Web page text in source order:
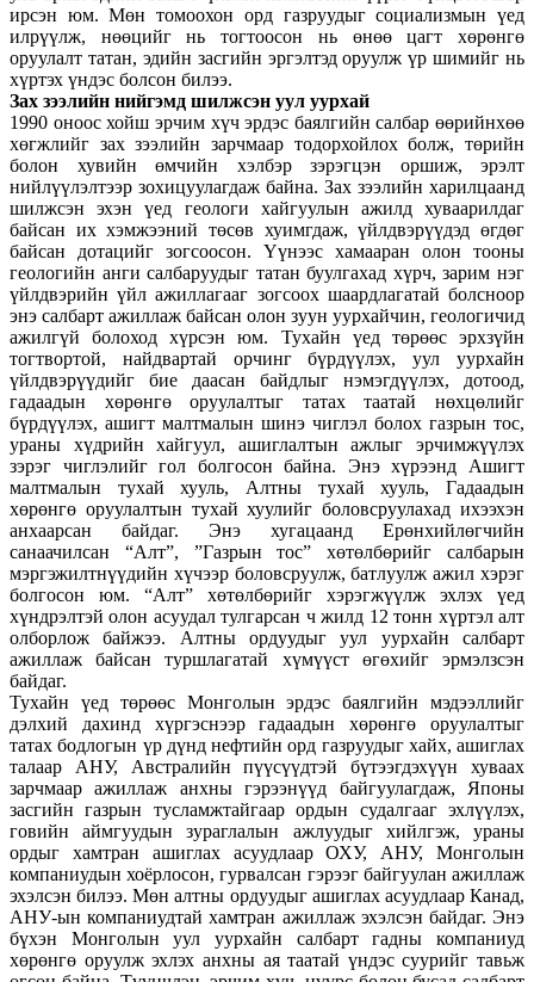
ирсэн юм. Мөн томоохон орд газруудыг социализмын үед
илрүүлж, нөөцийг нь тогтоосон нь өнөө цагт хөрөнгө
оруулалт татан, эдийн засгийн эргэлтэд оруулж үр шимийг нь
хүртэх үндэс болсон билээ.
Зах зээлийн нийгэмд шилжсэн уул уурхай
1990 оноос хойш эрчим хүч эрдэс баялгийн салбар өөрийнхөө
хөгжлийг зах зээлийн зарчмаар тодорхойлох болж, төрийн
болон хувийн өмчийн хэлбэр зэрэгцэн оршиж, эрэлт
нийлүүлэлтээр зохицуулагдаж байна. Зах зээлийн харилцаанд
шилжсэн эхэн үед геологи хайгуулын ажилд хуваарилдаг
байсан их хэмжээний төсөв хуимгдаж, үйлдвэрүүдэд өгдөг
байсан дотацийг зогсоосон. Үүнээс хамааран олон тооны
геологийн анги салбаруудыг татан буулгахад хүрч, зарим нэг
үйлдвэрийн үйл ажиллагааг зогсоох шаардлагатай болсноор
энэ салбарт ажиллаж байсан олон зуун уурхайчин, геологичид
ажилгүй болоход хүрсэн юм. Тухайн үед төрөөс эрхзүйн
тогтвортой, найдвартай орчинг бүрдүүлэх, уул уурхайн
үйлдвэрүүдийг бие даасан байдлыг нэмэгдүүлэх, дотоод,
гадаадын хөрөнгө оруулалтыг татах таатай нөхцөлийг
бүрдүүлэх, ашигт малтмалын шинэ чиглэл болох газрын тос,
ураны хүдрийн хайгуул, ашиглалтын ажлыг эрчимжүүлэх
зэрэг чиглэлийг гол болгосон байна. Энэ хүрээнд Ашигт
малтмалын тухай хууль, Алтны тухай хууль, Гадаадын
хөрөнгө оруулалтын тухай хуулийг боловсруулахад ихээхэн
анхаарсан байдаг. Энэ хугацаанд Ерөнхийлөгчийн
санаачилсан “Алт”, ”Газрын тос” хөтөлбөрийг салбарын
мэргэжилтнүүдийн хүчээр боловсруулж, батлуулж ажил хэрэг
болгосон юм. “Алт” хөтөлбөрийг хэрэгжүүлж эхлэх үед
хүндрэлтэй олон асуудал тулгарсан ч жилд 12 тонн хүртэл алт
олборлож байжээ. Алтны ордуудыг уул уурхайн салбарт
ажиллаж байсан туршлагатай хүмүүст өгөхийг эрмэлзсэн
байдаг.
Тухайн үед төрөөс Монголын эрдэс баялгийн мэдээллийг
дэлхий дахинд хүргэснээр гадаадын хөрөнгө оруулалтыг
татах бодлогын үр дүнд нефтийн орд газруудыг хайх, ашиглах
талаар АНУ, Австралийн пүүсүүдтэй бүтээгдэхүүн хуваах
зарчмаар ажиллаж анхны гэрээнүүд байгуулагдаж, Японы
засгийн газрын тусламжтайгаар ордын судалгааг эхлүүлэх,
говийн аймгуудын зураглалын ажлуудыг хийлгэж, ураны
ордыг хамтран ашиглах асуудлаар ОХУ, АНУ, Монголын
компаниудын хоёрлосон, гурвалсан гэрээг байгуулан ажиллаж
эхэлсэн билээ. Мөн алтны ордуудыг ашиглах асуудлаар Канад,
АНУ-ын компаниудтай хамтран ажиллаж эхэлсэн байдаг. Энэ
бүхэн Монголын уул уурхайн салбарт гадны компаниуд
хөрөнгө оруулж эхлэх анхны ая таатай үндэс суурийг тавьж